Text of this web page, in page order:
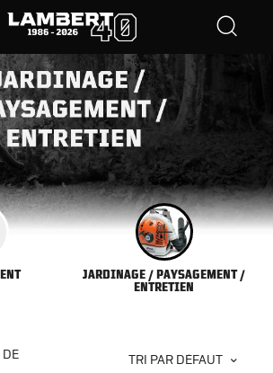
JARDINAGE / PAYSAGEMENT /
ENTRETIEN
DE
TRI PAR DÉFAUT